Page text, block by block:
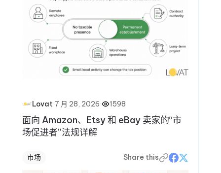
Lovat·7 月 28, 2026· 1598
面向 Amazon、Etsy 和 eBay 卖家的“市
场促进者”法规详解
市场 Share this